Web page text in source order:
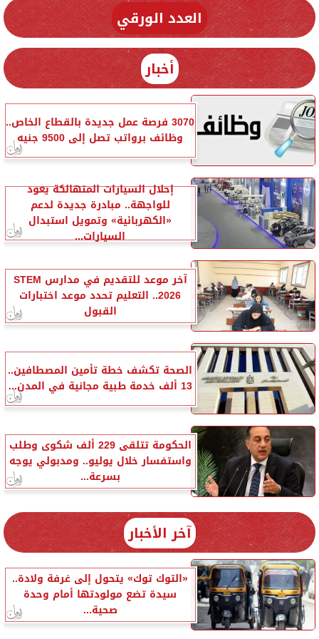
العدد الورقي
أخبار
3070 فرصة عمل جديدة بالقطاع الخاص..
وظائف برواتب تصل إلى 9500 جنيه
إحلال السيارات المتهالكة يعود
للواجهة.. مبادرة جديدة لدعم
«الكهربائية» وتمويل استبدال
السيارات...
آخر موعد للتقديم في مدارس STEM
2026.. التعليم تحدد موعد اختبارات
القبول
الصحة تكشف خطة تأمين المصطافين..
13 ألف خدمة طبية مجانية في المدن...
الحكومة تتلقى 229 ألف شكوى وطلب
واستفسار خلال يوليو.. ومدبولي يوجه
بسرعة...
آخر الأخبار
«التوك توك» يتحول إلى غرفة ولادة..
سيدة تضع مولودتها أمام وحدة
صحية...